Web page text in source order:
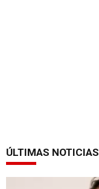
ÚLTIMAS NOTICIAS